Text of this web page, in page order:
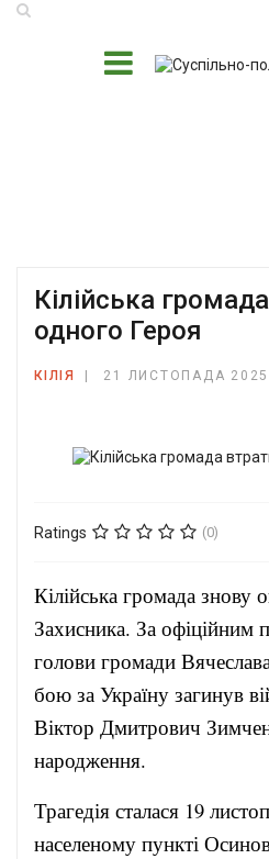
Кілійська
одного Героя
КІЛІЯ 21 ЛИСТОПАДА 2025
Ratings (0)
Кілійська громада знову
Захисника. За офіційним
голови громади
бою за Україну загинув
Віктор Дмитрович
народження.
Трагедія сталася 19
населеному пункті